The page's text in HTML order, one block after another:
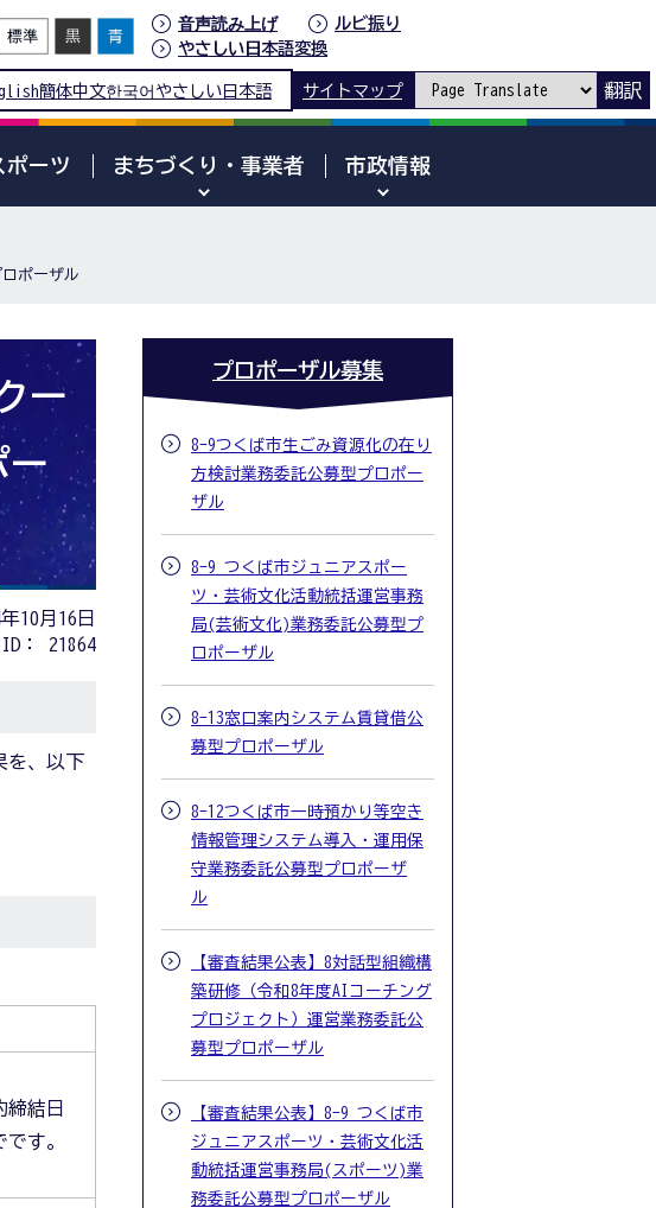
音声読み上げ
ルビ振り
やさしい日本語変換
簡体中文한국어 やさしい日本語 サイトマップ 翻訳
ポーツ まちづくり・事業者 市政情報
ポーザル
ー
ー
10月16日
：
21864
を、以下
結日
す。
プロポーザル募集
8-9つくば市生ごみ資源化の在り
方検討業務委託公募型プロポー
ザル
8-9 つくば市ジュニアスポー
ツ・芸術文化活動統括運営事務
局(芸術文化)業務委託公募型プ
ロポーザル
8-13窓口案内システム賃貸借公
募型プロポーザル
8-12つくば市一時預かり等空き
情報管理システム導入・運用保
守業務委託公募型プロポーザ
ル
【審査結果公表】8対話型組織構
築研修（令和8年度AIコーチング
プロジェクト）運営業務委託公
募型プロポーザル
【審査結果公表】8-9 つくば市
ジュニアスポーツ・芸術文化活
動統括運営事務局(スポーツ)業
務委託公募型プロポーザル